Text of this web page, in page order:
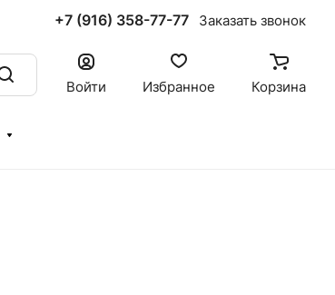
+7 (916) 358-77-77 Заказать звонок
Войти Избранное Корзина